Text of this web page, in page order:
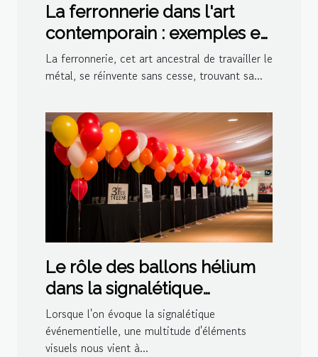
La ferronnerie dans l'art
contemporain : exemples et
inspirations
La ferronnerie, cet art ancestral de travailler le
métal, se réinvente sans cesse, trouvant sa...
Le rôle des ballons hélium
dans la signalétique
événementielle
Lorsque l'on évoque la signalétique
événementielle, une multitude d'éléments
visuels nous vient à...